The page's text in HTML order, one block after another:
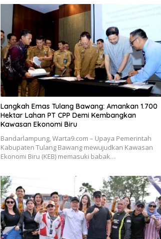
Langkah Emas Tulang Bawang: Amankan 1.700
Hektar Lahan PT CPP Demi Kembangkan
Kawasan Ekonomi Biru
Bandarlampung, Warta9.com – Upaya Pemerintah
Kabupaten Tulang Bawang mewujudkan Kawasan
Ekonomi Biru (KEB) memasuki babak…